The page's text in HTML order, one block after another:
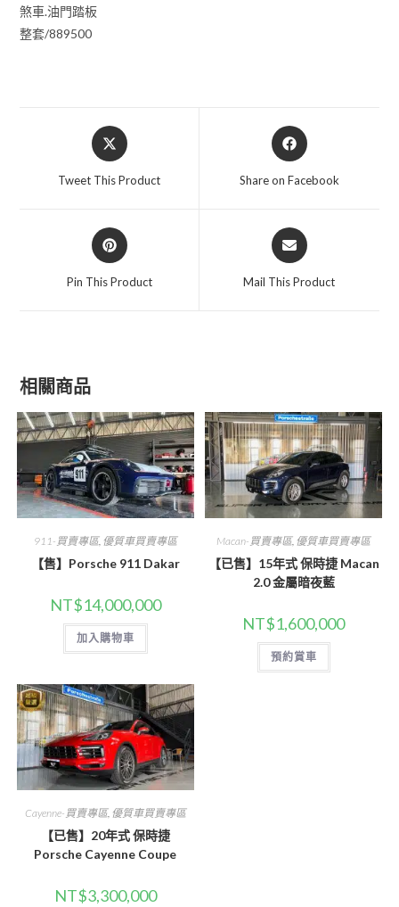
煞車.油門踏板
整套/889500
Opens
in
Tweet This Product
Opens
in
Share on Facebook
Opens
in
Pin This Product
Opens
in
Mail This Product
相關商品
911-買賣專區, 優質車買賣專區
【售】Porsche 911 Dakar
NT$14,000,000
加入購物車
Macan-買賣專區, 優質車買賣專區
【已售】15年式 保時捷 Macan
2.0 金屬暗夜藍
NT$1,600,000
預約賞車
Cayenne-買賣專區, 優質車買賣專區
【已售】20年式 保時捷
Porsche Cayenne Coupe
NT$3,300,000